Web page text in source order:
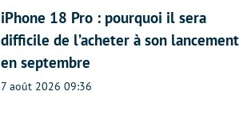
iPhone 18 Pro : pourquoi il sera
difficile de l’acheter à son lancement
en septembre
7 août 2026 09:36